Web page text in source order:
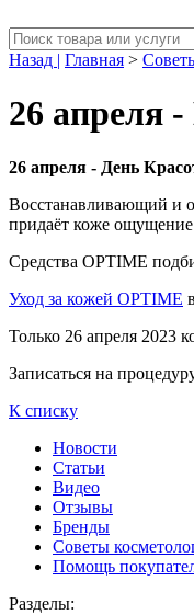
Назад | Главная >
26 апреля
26 апреля - День
Восстанавливающий и
придаёт коже ощущение
Средства OPTIME
Уход за кожей OPTIME
Только 26 апреля 2023
Записаться на
К списку
Новости
Статьи
Видео
Отзывы
Бренды
Советы
Помощь
Разделы: